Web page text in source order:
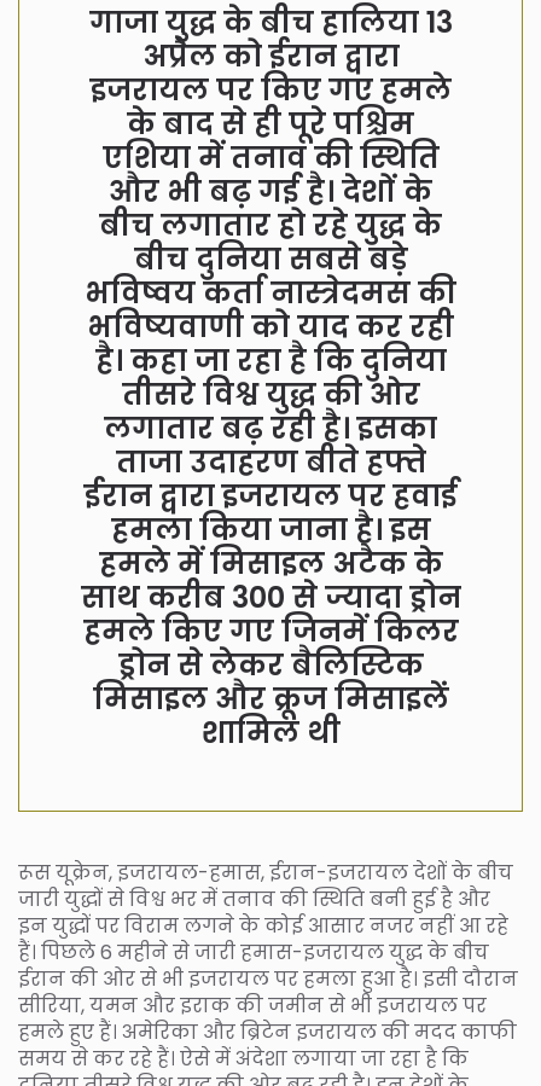
गाजा युद्ध के बीच हालिया 13
अप्रैल को ईरान द्वारा
इजरायल पर किए गए हमले
के बाद से ही पूरे पश्चिम
एशिया में तनाव की स्थिति
और भी बढ़ गई है। देशों के
बीच लगातार हो रहे युद्ध के
बीच दुनिया सबसे बड़े
भविष्वय कर्ता नास्त्रेदमस की
भविष्यवाणी को याद कर रही
है। कहा जा रहा है कि दुनिया
तीसरे विश्व युद्ध की ओर
लगातार बढ़ रही है। इसका
ताजा उदाहरण बीते हफ्ते
ईरान द्वारा इजरायल पर हवाई
हमला किया जाना है। इस
हमले में मिसाइल अटैक के
साथ करीब 300 से ज्यादा ड्रोन
हमले किए गए जिनमें किलर
ड्रोन से लेकर बैलिस्टिक
मिसाइल और क्रूज मिसाइलें
शामिल थी
रूस यूक्रेन, इजरायल-हमास, ईरान-इजरायल देशों के बीच
जारी युद्धों से विश्व भर में तनाव की स्थिति बनी हुई है और
इन युद्धों पर विराम लगने के कोई आसार नजर नहीं आ रहे
हैं। पिछले 6 महीने से जारी हमास-इजरायल युद्ध के बीच
ईरान की ओर से भी इजरायल पर हमला हुआ है। इसी दौरान
सीरिया, यमन और इराक की जमीन से भी इजरायल पर
हमले हुए हैं। अमेरिका और ब्रिटेन इजरायल की मदद काफी
समय से कर रहे हैं। ऐसे में अंदेशा लगाया जा रहा है कि